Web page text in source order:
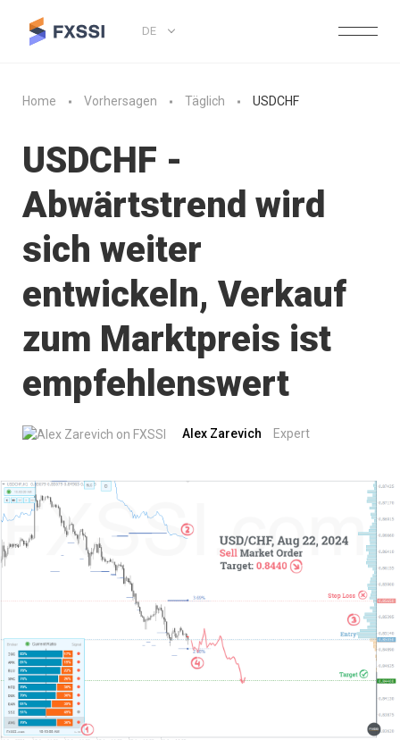
DE
Home Vorhersagen Täglich USDCHF
USDCHF -
Abwärtstrend wird
sich weiter
entwickeln, Verkauf
zum Marktpreis ist
empfehlenswert
Alex Zarevich Expert